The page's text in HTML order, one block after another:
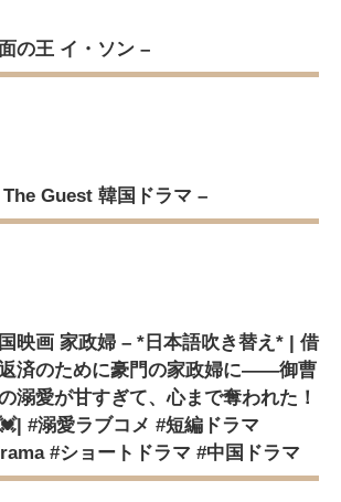
の王 イ・ソン –
Guest 韓国ドラマ –
映画 家政婦 – *日本語吹き替え* | 借
済のために豪門の家政婦に――御曹
溺愛が甘すぎて、心まで奪われた！
#溺愛ラブコメ #短編ドラマ
#ショートドラマ #中国ドラマ